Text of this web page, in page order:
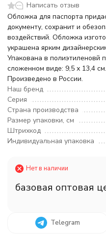
Написать отзыв
Обложка для паспорта
документу, сохранит и
воздействий. Обложка
украшена ярким
Упакована в полиэтиленовй
сложенном виде: 9,5 х 13,4
Произведено в России.
Наш бренд
Серия
Страна производства
Размер упаковки, см
Штрихкод
Индивидуальная упаковка
Нет в наличии
базовая оптовая
Telegram